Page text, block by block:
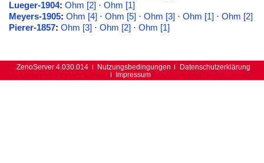
Lueger-1904: Ohm [2] · Ohm [1]
Meyers-1905: Ohm [4] · Ohm [5] · Ohm [3] · Ohm [1] · Ohm [2]
Pierer-1857: Ohm [3] · Ohm [2] · Ohm [1]
ZenoServer 4.030.014 Nutzungsbedingungen
Datenschutzerklärung
Impressum